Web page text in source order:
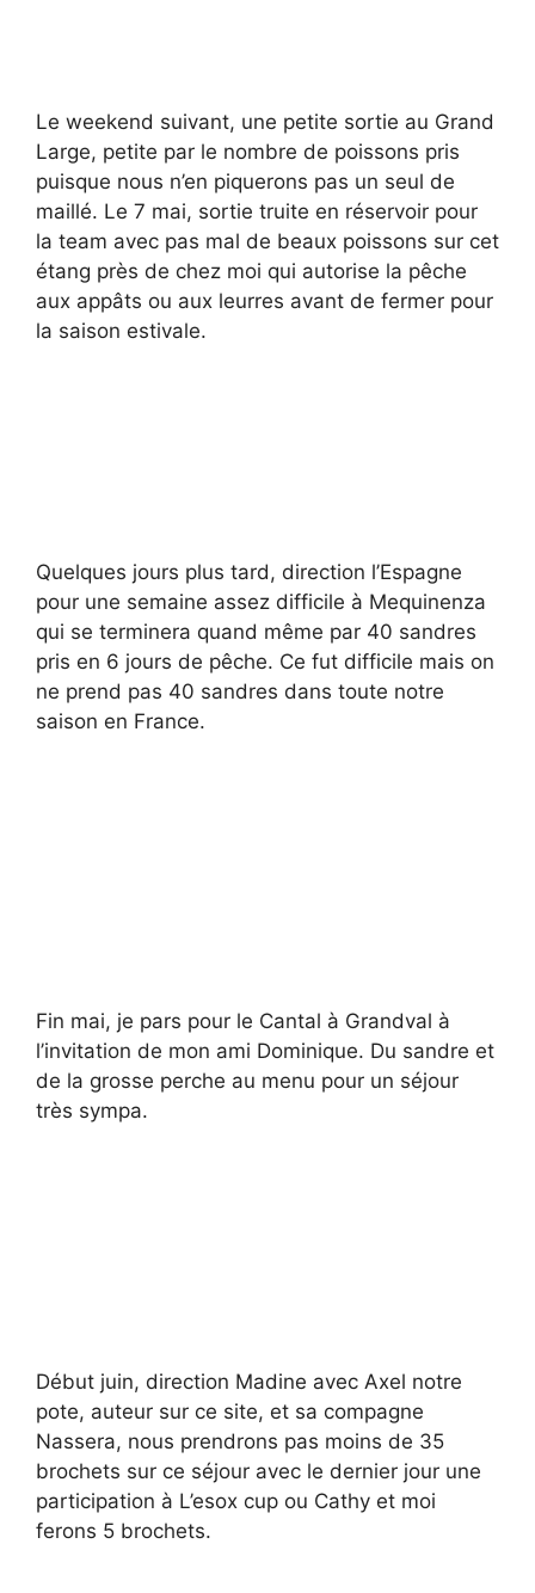
Le weekend suivant, une petite sortie au Grand
Large, petite par le nombre de poissons pris
puisque nous n’en piquerons pas un seul de
maillé. Le 7 mai, sortie truite en réservoir pour
la team avec pas mal de beaux poissons sur cet
étang près de chez moi qui autorise la pêche
aux appâts ou aux leurres avant de fermer pour
la saison estivale.
Quelques jours plus tard, direction l’Espagne
pour une semaine assez difficile à Mequinenza
qui se terminera quand même par 40 sandres
pris en 6 jours de pêche. Ce fut difficile mais on
ne prend pas 40 sandres dans toute notre
saison en France.
Fin mai, je pars pour le Cantal à Grandval à
l’invitation de mon ami Dominique. Du sandre et
de la grosse perche au menu pour un séjour
très sympa.
Début juin, direction Madine avec Axel notre
pote, auteur sur ce site, et sa compagne
Nassera, nous prendrons pas moins de 35
brochets sur ce séjour avec le dernier jour une
participation à L’esox cup ou Cathy et moi
ferons 5 brochets.